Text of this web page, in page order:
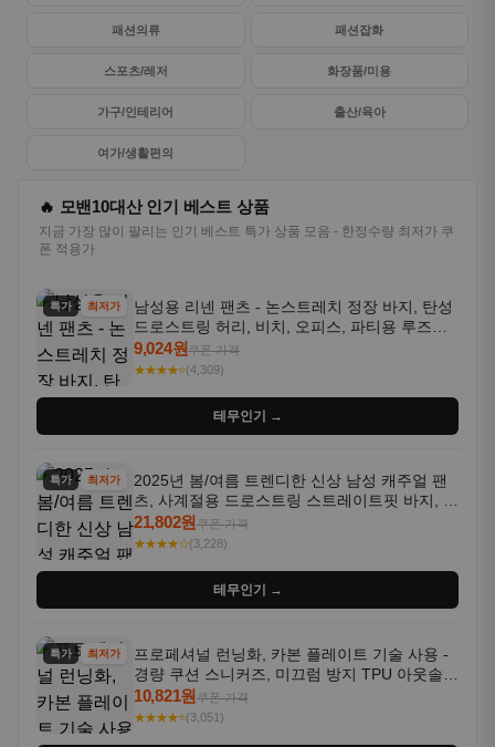
패션의류 패션잡화
스포츠/레저 화장품/미용
가구/인테리어 출산/육아
여가/생활편의
🔥 모밴10대산 인기 베스트 상품
지금 가장 많이 팔리는 인기 베스트 특가 상품 모음 - 한정수량 최저가 쿠
폰 적용가
특가 최저가
남성용 리넨 팬츠 - 논스트레치 정장 바지, 탄성
드로스트링 허리, 비치, 오피스, 파티용 루즈핏
트라우저 - 세탁기 사용 가능한 캐주얼 정장 의
상
9,024원쿠폰 가격
★★★★⭐(4,309)
테무인기 →
특가 최저가
2025년 봄/여름 트렌디한 신상 남성 캐주얼 팬
츠, 사계절용 드로스트링 스트레이트핏 바지, 한
국 스타일, 활용도 높은 아웃도어 및 정장용, 발
목 바지
21,802원쿠폰 가격
★★★★☆(3,228)
테무인기 →
특가 최저가
프로페셔널 런닝화, 카본 플레이트 기술 사용 -
경량 쿠션 스니커즈, 미끄럼 방지 TPU 아웃솔,
통기성 화이트-퍼플 그라데이션, 헬스, 트레이
닝 - 남성용, 여성용, 모든 계절에 적합
10,821원쿠폰 가격
★★★★⭐(3,051)